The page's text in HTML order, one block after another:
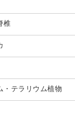
椎
・テラリウム植物